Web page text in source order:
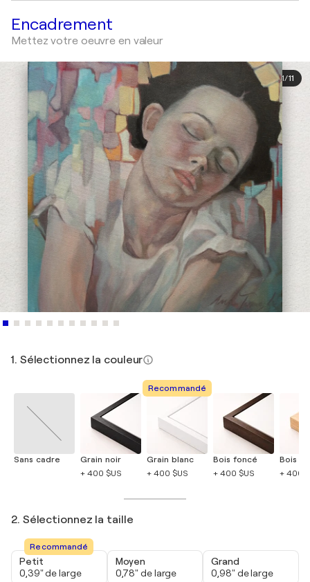
Encadrement
Mettez votre oeuvre en valeur
1/11
1. Sélectionnez la couleur
Sans cadre
Grain noir
+ 400 $US
Recommandé
Grain blanc
+ 400 $US
Bois foncé
+ 400 $US
Bois
+ 400
2. Sélectionnez la taille
Recommandé
Petit
0,39" de large
Moyen
0,78" de large
Grand
0,98" de large